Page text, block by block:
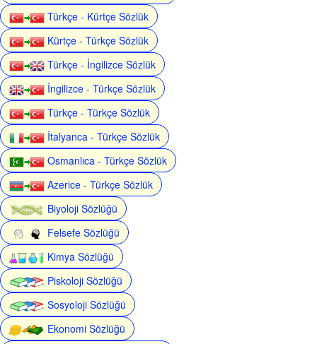
Türkçe - Kürtçe Sözlük
Kürtçe - Türkçe Sözlük
Türkçe - İngilizce Sözlük
İngilizce - Türkçe Sözlük
Türkçe - Türkçe Sözlük
İtalyanca - Türkçe Sözlük
Osmanlıca - Türkçe Sözlük
Azerice - Türkçe Sözlük
Biyoloji Sözlüğü
Felsefe Sözlüğü
Kimya Sözlüğü
Piskoloji Sözlüğü
Sosyoloji Sözlüğü
Ekonomi Sözlüğü